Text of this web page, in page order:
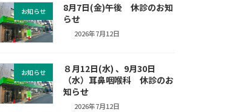
お知らせ
8月7日(金)午後 休診のお知
らせ
2026年7月12日
お知らせ
８月12日(水) 、9月30日
（水）耳鼻咽喉科 休診のお
知らせ
2026年7月12日